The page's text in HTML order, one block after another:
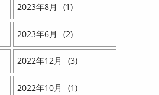
2023 8 1
2023 6 2
2022 12 3
2022 10 1